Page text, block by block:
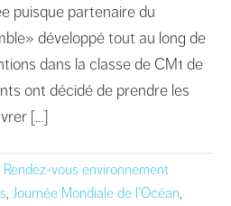
puisque partenaire du
développé tout au long de
dans la classe de CM1 de
ont décidé de prendre les
[…]
Rendez-vous environnement
, Journée Mondiale de l'Océan,